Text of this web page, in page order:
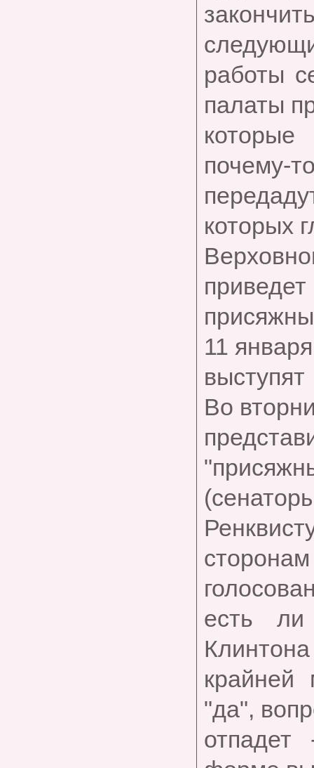
работы
палаты
почему-
которых
приведет
11
Во
есть ли
крайней
"да",
отпадет